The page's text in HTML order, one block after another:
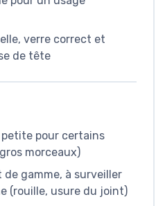
verre correct et
de tête
petite pour certains
morceaux)
de gamme, à surveiller
(rouille, usure du joint)